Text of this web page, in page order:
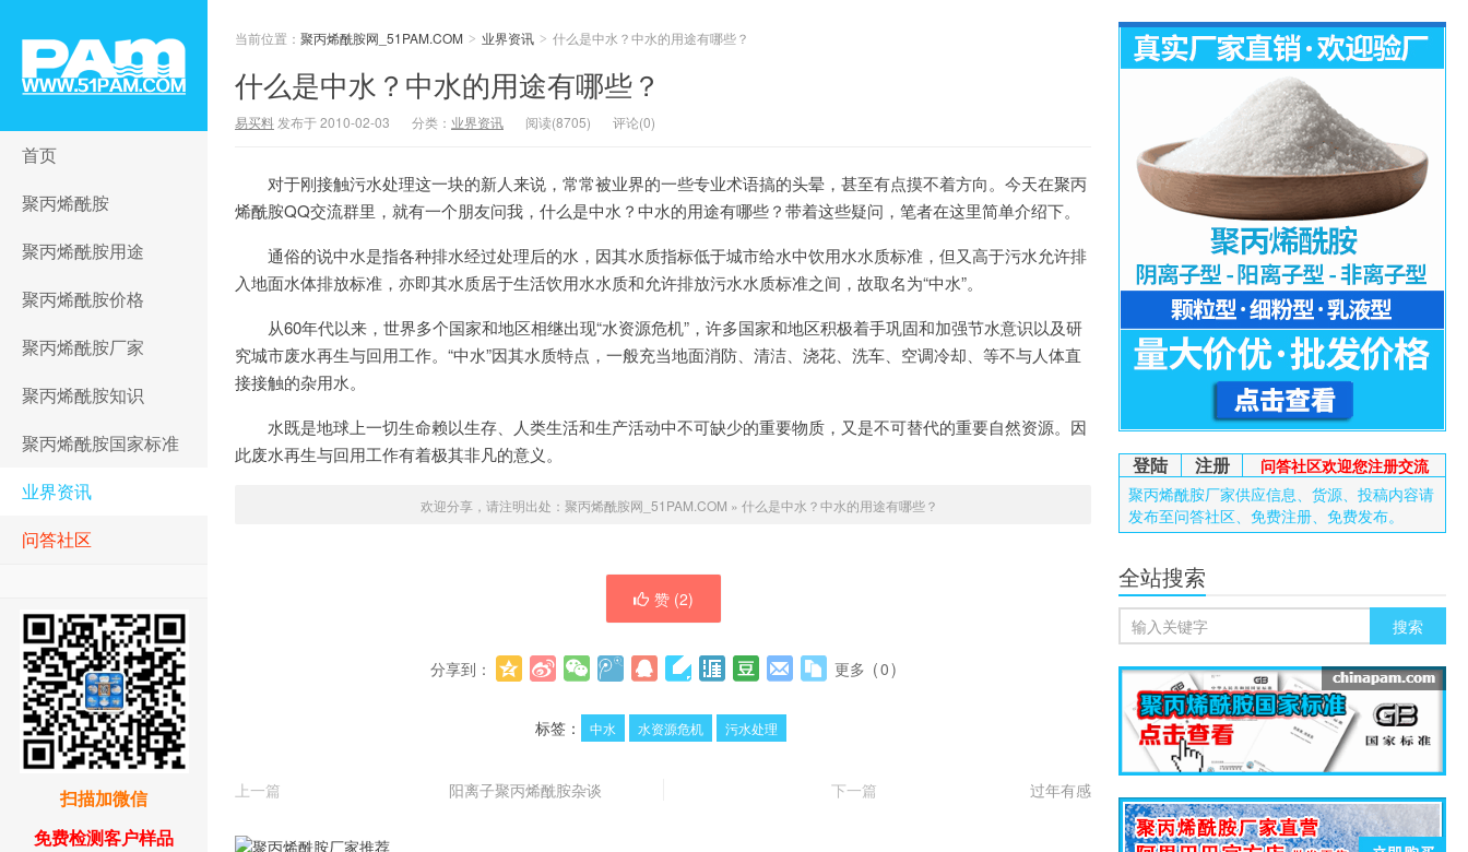
聚丙烯酰胺网_51PAM.COM
首页
聚丙烯酰胺
聚丙烯酰胺用途
聚丙烯酰胺价格
聚丙烯酰胺厂家
聚丙烯酰胺知识
聚丙烯酰胺国家标准
业界资讯
问答社区
扫描加微信
免费检测客户样品
当前位置： 聚丙烯酰胺网_51PAM.COM > 业界资讯 > 什么是中水？中水的用途有哪些？
什么是中水？中水的用途有哪些？
易买料 发布于 2010-02-03 分类： 业界资讯 阅读(8705) 评论(0)
对于刚接触污水处理这一块的新人来说，常常被业界的一些专业术语搞的头晕，甚至有点摸不着方向。今天在聚丙
烯酰胺QQ交流群里，就有一个朋友问我，什么是中水？中水的用途有哪些？带着这些疑问，笔者在这里简单介绍下。
通俗的说中水是指各种排水经过处理后的水，因其水质指标低于城市给水中饮用水水质标准，但又高于污水允许排
入地面水体排放标准，亦即其水质居于生活饮用水水质和允许排放污水水质标准之间，故取名为“中水”。
从60年代以来，世界多个国家和地区相继出现“水资源危机”，许多国家和地区积极着手巩固和加强节水意识以及研
究城市废水再生与回用工作。“中水”因其水质特点，一般充当地面消防、清洁、浇花、洗车、空调冷却、等不与人体直
接接触的杂用水。
水既是地球上一切生命赖以生存、人类生活和生产活动中不可缺少的重要物质，又是不可替代的重要自然资源。因
此废水再生与回用工作有着极其非凡的意义。
欢迎分享，请注明出处： 聚丙烯酰胺网_51PAM.COM » 什么是中水？中水的用途有哪些？
赞 (2)
分享到： 更多 (0)
标签： 中水 水资源危机 污水处理
上一篇 阳离子聚丙烯酰胺杂谈 下一篇 过年有感
登陆 注册
问答社区欢迎您注册交流
聚丙烯酰胺厂家供应信息、货源、投稿内容请
发布至问答社区、免费注册、免费发布。
全站搜索